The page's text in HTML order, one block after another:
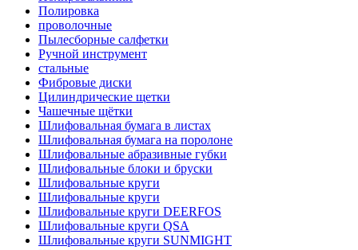
Полировка
проволочные
Пылесборные салфетки
Ручной инструмент
стальные
Фибровые диски
Цилиндрические щетки
Чашечные щётки
Шлифовальная бумага в листах
Шлифовальная бумага на поролоне
Шлифовальные абразивные губки
Шлифовальные блоки и бруски
Шлифовальные круги
Шлифовальные круги
Шлифовальные круги DEERFOS
Шлифовальные круги QSA
Шлифовальные круги SUNMIGHT